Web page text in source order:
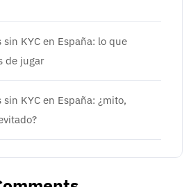
sin KYC en España: lo que
de jugar
KYC en España: ¿mito,